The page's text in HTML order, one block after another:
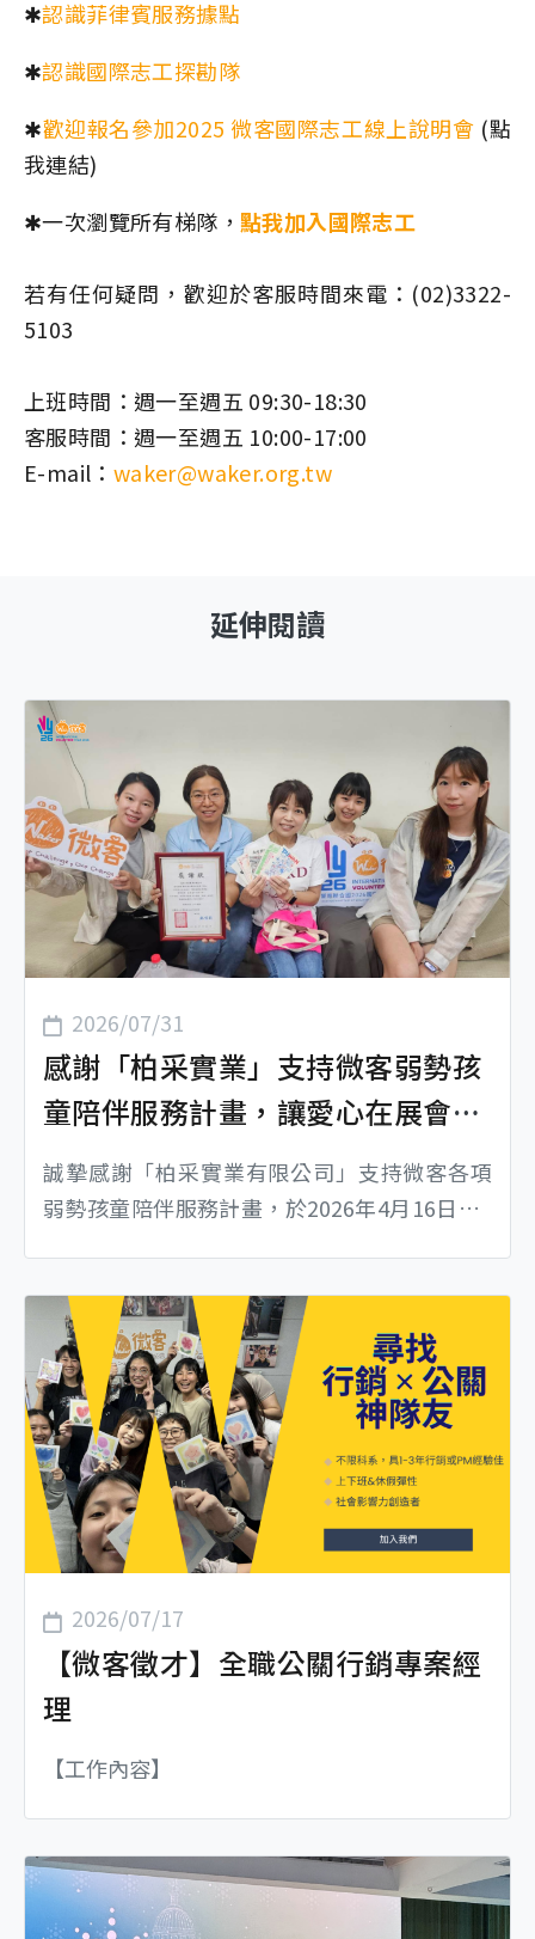
✱認識菲律賓服務據點
✱認識國際志工探勘隊
✱歡迎報名參加2025 微客國際志工線上說明會 (點
我連結)
✱一次瀏覽所有梯隊， 點我加入國際志工
若有任何疑問，歡迎於客服時間來電：(02)3322-
5103
上班時間：週一至週五 09:30-18:30
客服時間：週一至週五 10:00-17:00
E-mail： waker@waker.org.tw
延伸閱讀
2026/07/31
感謝「柏采實業」支持微客弱勢孩
童陪伴服務計畫，讓愛心在展會中
延續
誠摯感謝「柏采實業有限公司」支持微客各項
弱勢孩童陪伴服務計畫，於2026年4月16日至1
心零錢箱，邀請參觀民眾一同響應公益，將展
會中的一份小小心意，轉化為陪伴孩子成長的
重要力量。 展覽期間，來自各地的參觀民眾紛
紛響應零錢捐活動，透過舉手之勞將愛心化為
實際行動。每一枚投入零錢箱的硬幣，...
2026/07/17
【微客徵才】全職公關行銷專案經
理
【工作內容】